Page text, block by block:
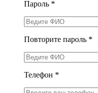
Пароль *
Повторите пароль *
Телефон *